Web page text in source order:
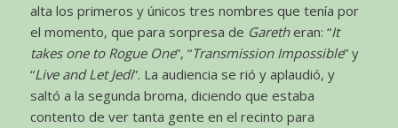
alta los primeros y únicos tres nombres que tenía por
el momento, que para sorpresa de Garetheran: “It
takes one to Rogue One”, “Transmission Impossible” y
“Live and Let Jedi”. La audiencia se rió y aplaudió, y
saltó a la segunda broma, diciendo que estaba
contento de ver tanta gente en el recinto para